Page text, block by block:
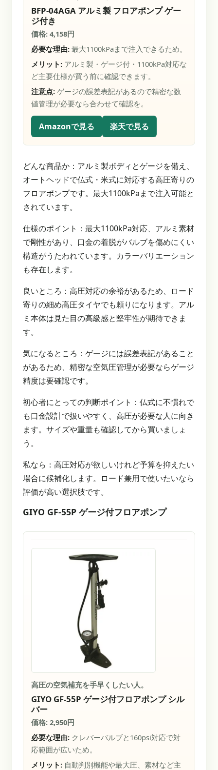
BFP-04AGA アルミ製 フロアポンプ ゲー
ジ付き
価格: 4,158円
必要な理由: 最大1100kPaまで注入できるため。
メリット: アルミ製・ゲージ付・1100kPa対応な
ど主要仕様が買う前に確認できます。
注意点: ゲージの誤差表記があるので精密な数
値管理が必要なら合わせて確認を。
Amazonで見る 楽天で見る
どんな商品か：アルミ製ボディとゲージを備え、
オートヘッドで仏式・米式に対応する高圧寄りの
フロアポンプです。最大1100kPaまで注入可能と
されています。
仕様のポイント：最大1100kPa対応、アルミ素材
で剛性があり、口金の着脱がバルブを傷めにくい
構造がうたわれています。カラーバリエーション
も存在します。
良いところ：高圧対応の余裕があるため、ロード
寄りの細め高圧タイヤでも頼りになります。アル
ミ本体は見た目の高級感と堅牢性が期待できま
す。
気になるところ：ゲージには誤差表記があること
があるため、精密な空気圧管理が必要ならゲージ
精度は要確認です。
初心者にとっての判断ポイント：仏式に不慣れで
も口金設計で扱いやすく、高圧が必要な人に向き
ます。サイズや重量も確認してから買いましょ
う。
私なら：高圧対応が欲しいけれど予算を抑えたい
場合に候補化します。ロード兼用で使いたいなら
評価が高い選択肢です。
GIYO GF-55P ゲージ付フロアポンプ
高圧の空気補充を手早くしたい人。
GIYO GF-55P ゲージ付フロアポンプ シル
バー
価格: 2,950円
必要な理由: クレバーバルブと160psi対応で対
応範囲が広いため。
メリット: 自動判別機能や最大圧、素材など主